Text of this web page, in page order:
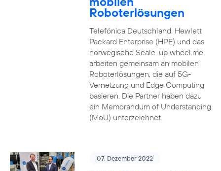
Roboterlösungen
Telefónica Deutschland, Hewlett
Packard Enterprise (HPE) und das
norwegische Scale-up wheel.me
arbeiten gemeinsam an mobilen
Roboterlösungen, die auf 5G-
Vernetzung und Edge Computing
basieren. Die Partner haben dazu
ein Memorandum of Understanding
(MoU) unterzeichnet.
07. Dezember 2022